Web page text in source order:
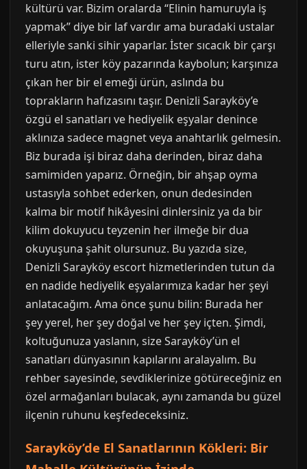
kültürü var. Bizim oralarda “Elinin hamuruyla iş
yapmak” diye bir laf vardır ama buradaki ustalar
elleriyle sanki sihir yaparlar. İster sıcacık bir çarşı
turu atın, ister köy pazarında kaybolun; karşınıza
çıkan her bir el emeği ürün, aslında bu
toprakların hafızasını taşır. Denizli Sarayköy’e
özgü el sanatları ve hediyelik eşyalar denince
aklınıza sadece magnet veya anahtarlık gelmesin.
Biz burada işi biraz daha derinden, biraz daha
samimiden yaparız. Örneğin, bir ahşap oyma
ustasıyla sohbet ederken, onun dedesinden
kalma bir motif hikâyesini dinlersiniz ya da bir
kilim dokuyucu teyzenin her ilmeğe bir dua
okuyuşuna şahit olursunuz. Bu yazıda size,
Denizli Sarayköy escort hizmetlerinden tutun da
en nadide hediyelik eşyalarımıza kadar her şeyi
anlatacağım. Ama önce şunu bilin: Burada her
şey yerel, her şey doğal ve her şey içten. Şimdi,
koltuğunuza yaslanın, size Sarayköy’ün el
sanatları dünyasının kapılarını aralayalım. Bu
rehber sayesinde, sevdiklerinize götüreceğiniz en
özel armağanları bulacak, aynı zamanda bu güzel
ilçenin ruhunu keşfedeceksiniz.
Sarayköy’de El Sanatlarının Kökleri: Bir